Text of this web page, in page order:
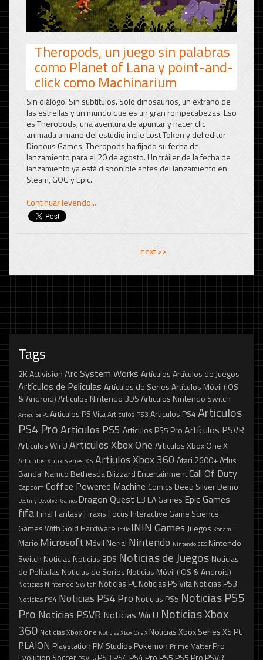
Theropods, un juego sin palabras
como Planet of Lana y point-and-
click como Machinarium
Sin diálogo. Sin subtítulos. Solo dinosaurios, un extraño de
las estrellas y un mundo que es un gran rompecabezas. Eso
es Theropods, una aventura de apuntar y hacer clic
animada a mano del estudio indie Lost Token y del editor
Dionous Games. Theropods ha fijado su fecha de
lanzamiento para el 20 de agosto. Un tráiler de la fecha de
lanzamiento ya está disponible antes del lanzamiento en
Steam, GOG y Epic.
Continuar leyendo...
next >>
Tags
2KActivisionArc System Works ArtículosArtículos de Juegos
Artículos de Películas Artículos de SeriesArtículos Móvil (iOS
& Android)Articulos Nintendo 3DSArticulos Nintendo Switch
Articulos PCArticulos PS VitaArticulos PS3 Articulos PS4Articulos
PS4 ProArticulos PS5 Articulos PS5 ProArtículos PSVR
Articulos Wii UArticulos Xbox One Articulos Xbox One X
Articulos Xbox Series XS Artiulos Xbox 360 Atari 2600+Atlus
Bandai Namco BethesdaBlizzard EntertainmentCall Of Duty
Capcom Coffee Powered Machine Comics Deep SilverDemo
Destiny Devolver Games Dragon Quest E3 EA Games Epic Games
fifa Final FantasyFiraxis Focus Interactive Game Science
Games With Gold Hardware Indie ININ Games Juegos Konami
Mario Microsoft Móvil Nerial Nintendo Nintendo 3DS Nintendo
Switch Noticias Noticias 3DS Noticias de Juegos Noticias
de Películas Noticias de Series Noticias Móvil (iOS & Android)
Noticias Nintendo Switch Noticias PCNoticias PS VitaNoticias PS3
Noticias PS4 Noticias PS4 Pro Noticias PS5 Noticias PS5
Pro Noticias PSVR Noticias Wii U Noticias Xbox
360 Noticias Xbox One Noticias Xbox One X Noticias Xbox Series XS PC
PLAION Playstation PM Studios Pokemon Prime Matter Pro
Evolution Soccer
PS3 PS4 PS4 Pro PS5 PS5 Pro PSVR